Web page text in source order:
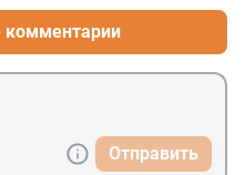
комментарии
Отправить